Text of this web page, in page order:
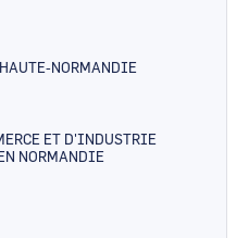
NORMANDIE
ET D'INDUSTRIE
NORMANDIE